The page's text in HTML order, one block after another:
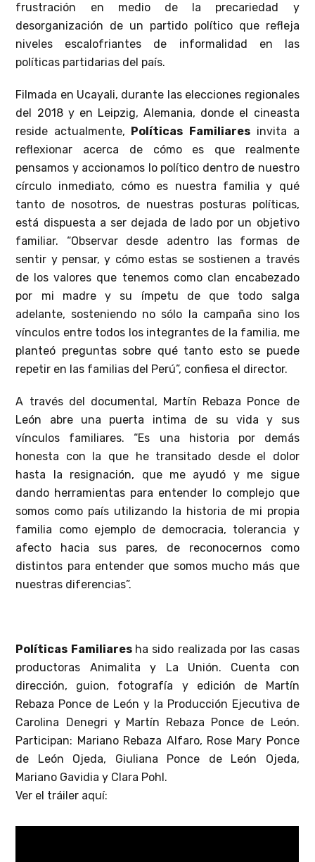
frustración en medio de la precariedad y
desorganización de un partido político que refleja
niveles escalofriantes de informalidad en las
políticas partidarias del país.
Filmada en Ucayali, durante las elecciones regionales
del 2018 y en Leipzig, Alemania, donde el cineasta
reside actualmente, Políticas Familiaresinvita a
reflexionar acerca de cómo es que realmente
pensamos y accionamos lo político dentro de nuestro
círculo inmediato, cómo es nuestra familia y qué
tanto de nosotros, de nuestras posturas políticas,
está dispuesta a ser dejada de lado por un objetivo
familiar. “Observar desde adentro las formas de
sentir y pensar, y cómo estas se sostienen a través
de los valores que tenemos como clan encabezado
por mi madre y su ímpetu de que todo salga
adelante, sosteniendo no sólo la campaña sino los
vínculos entre todos los integrantes de la familia, me
planteó preguntas sobre qué tanto esto se puede
repetir en las familias del Perú”, confiesa el director.
A través del documental, Martín Rebaza Ponce de
León abre una puerta intima de su vida y sus
vínculos familiares. “Es una historia por demás
honesta con la que he transitado desde el dolor
hasta la resignación, que me ayudó y me sigue
dando herramientas para entender lo complejo que
somos como país utilizando la historia de mi propia
familia como ejemplo de democracia, tolerancia y
afecto hacia sus pares, de reconocernos como
distintos para entender que somos mucho más que
nuestras diferencias”.
Políticas Familiares ha sido realizada por las casas
productoras Animalita y La Unión. Cuenta con
dirección, guion, fotografía y edición de Martín
Rebaza Ponce de León y la Producción Ejecutiva de
Carolina Denegri y Martín Rebaza Ponce de León.
Participan: Mariano Rebaza Alfaro, Rose Mary Ponce
de León Ojeda, Giuliana Ponce de León Ojeda,
Mariano Gavidia y Clara Pohl.
Ver el tráiler aquí: